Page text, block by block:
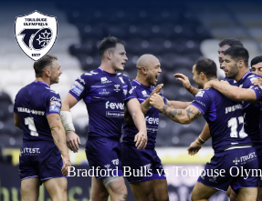
Bradford Bulls vs Toulouse